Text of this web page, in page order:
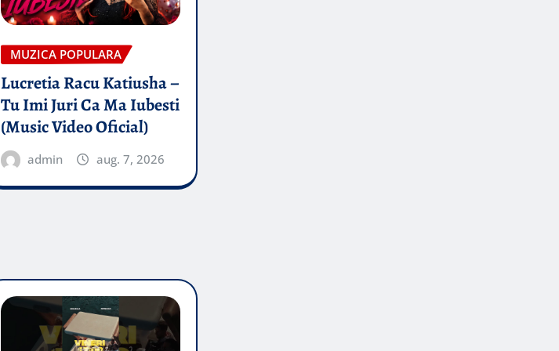
MUZICA POPULARA
Lucretia Racu Katiusha –
Tu Imi Juri Ca Ma Iubesti
(Music Video Oficial)
admin aug. 7, 2026